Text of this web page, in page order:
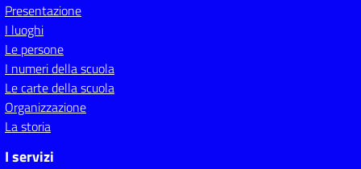
Presentazione
I luoghi
Le persone
I numeri della scuola
Le carte della scuola
Organizzazione
La storia
I servizi